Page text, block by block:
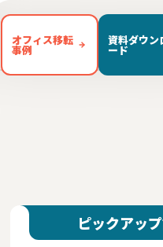
オフィス移転
事例
資料ダウン
ード
ピックアッ